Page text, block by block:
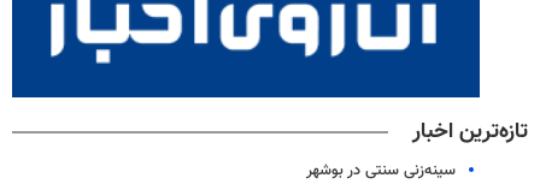
تازه‌ترین اخبار
سینه‌زنی سنتی در بوشهر